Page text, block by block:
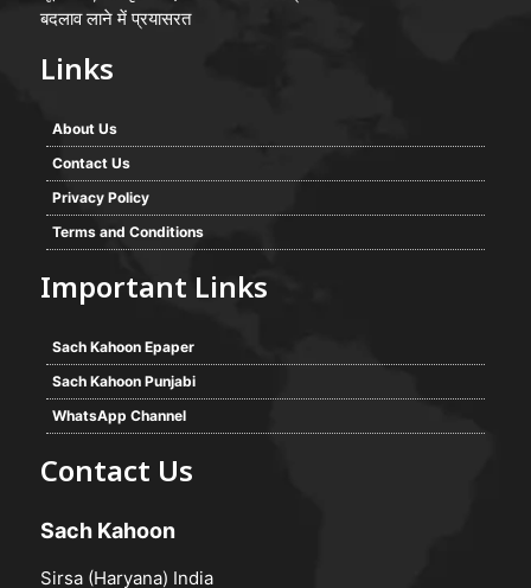
बदलाव लाने में प्रयासरत
Links
About Us
Contact Us
Privacy Policy
Terms and Conditions
Important Links
Sach Kahoon Epaper
Sach Kahoon Punjabi
WhatsApp Channel
Contact Us
Sach Kahoon
Sirsa (Haryana) India